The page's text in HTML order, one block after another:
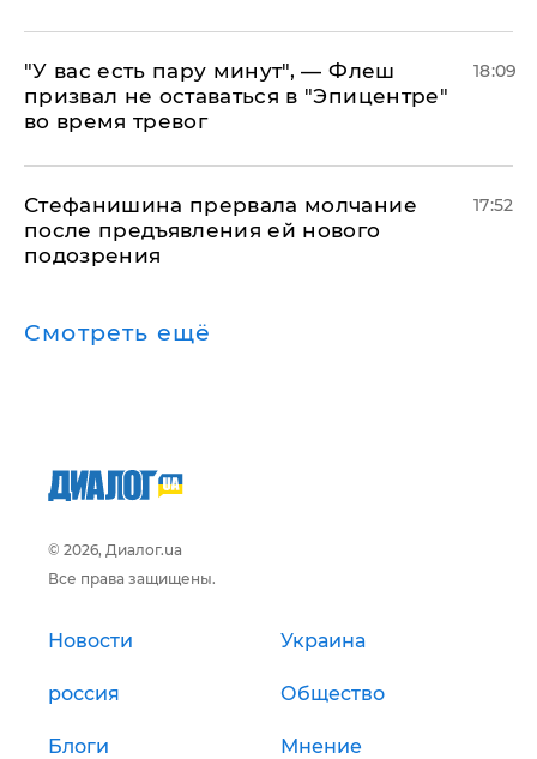
​"У вас есть пару минут", — Флеш
призвал не оставаться в "Эпицентре"
во время тревог
18:09
Стефанишина прервала молчание
после предъявления ей нового
подозрения
17:52
Смотреть ещё
© 2026, Диалог.ua
Все права защищены.
Новости Украина
россия Общество
Блоги Мнение